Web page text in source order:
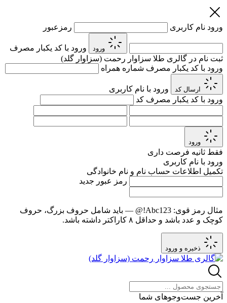
ورود نام کاربری رمزعبور
ورود
ورود با کد یکبار مصرف
ثبت نام در گالری طلا سزاوار رحمت (سزاوار گلد)
ورود با کد یکبار مصرف شماره همراه
ارسال کد
ورود با نام کاربری
ورود با کد یکبار مصرف کد
ورود
فقط ثانیه فرصت داری
ورود با نام کاربری
تکمیل اطلاعات حساب نام و نام خانوادگی
رمز عبور جدید
مثال رمز قوی: Abc123!@
— باید شامل حروف بزرگ، حروف
کوچک و عدد باشد و حداقل ۸ کاراکتر داشته باشد.
ذخیره و ورود
آخرین جست‌وجوهای شما